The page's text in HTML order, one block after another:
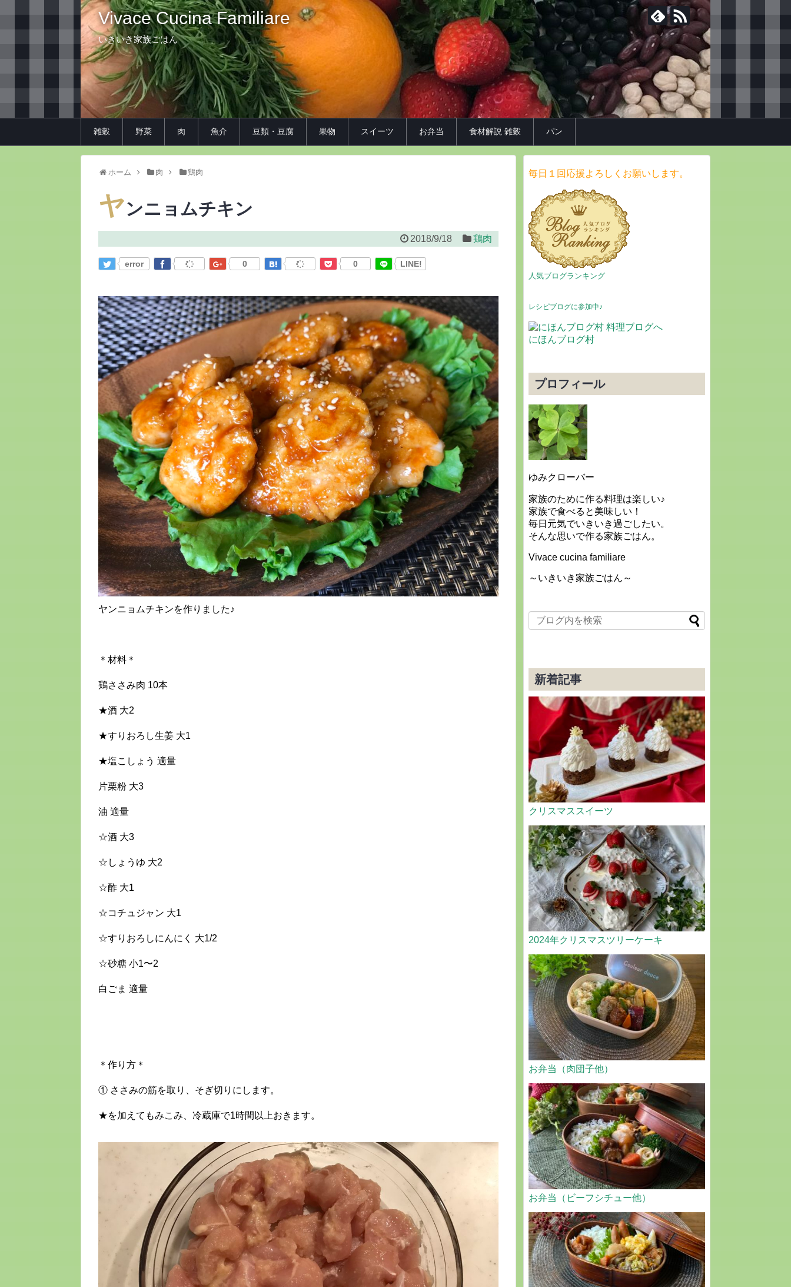
Vivace Cucina Familiare
いきいき家族ごはん
雑穀 野菜 肉 魚介 豆類・豆腐 果物 スイーツ お弁当 食材解説 雑穀 パン
ホーム 肉 鶏肉
ヤンニョムチキン
2018/9/18 鶏肉
error 0 0 LINE!
ヤンニョムチキンを作りました♪
＊材料＊
鶏ささみ肉 10本
★酒 大2
★すりおろし生姜 大1
★塩こしょう 適量
片栗粉 大3
油 適量
☆酒 大3
☆しょうゆ 大2
☆酢 大1
☆コチュジャン 大1
☆すりおろしにんにく 大1/2
☆砂糖 小1〜2
白ごま 適量
＊作り方＊
① ささみの筋を取り、そぎ切りにします。
★を加えてもみこみ、冷蔵庫で1時間以上おきます。
毎日１回応援よろしくお願いします。
人気ブログランキング
レシピブログに参加中♪
にほんブログ村
プロフィール
ゆみクローバー
家族のために作る料理は楽しい♪
家族で食べると美味しい！
毎日元気でいきいき過ごしたい。
そんな思いで作る家族ごはん。
Vivace cucina familiare
～いきいき家族ごはん～
新着記事
クリスマススイーツ
2024年クリスマスツリーケーキ
お弁当（肉団子他）
お弁当（ビーフシチュー他）